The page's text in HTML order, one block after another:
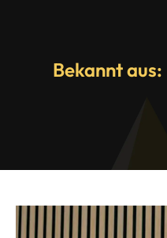
Bekannt aus: